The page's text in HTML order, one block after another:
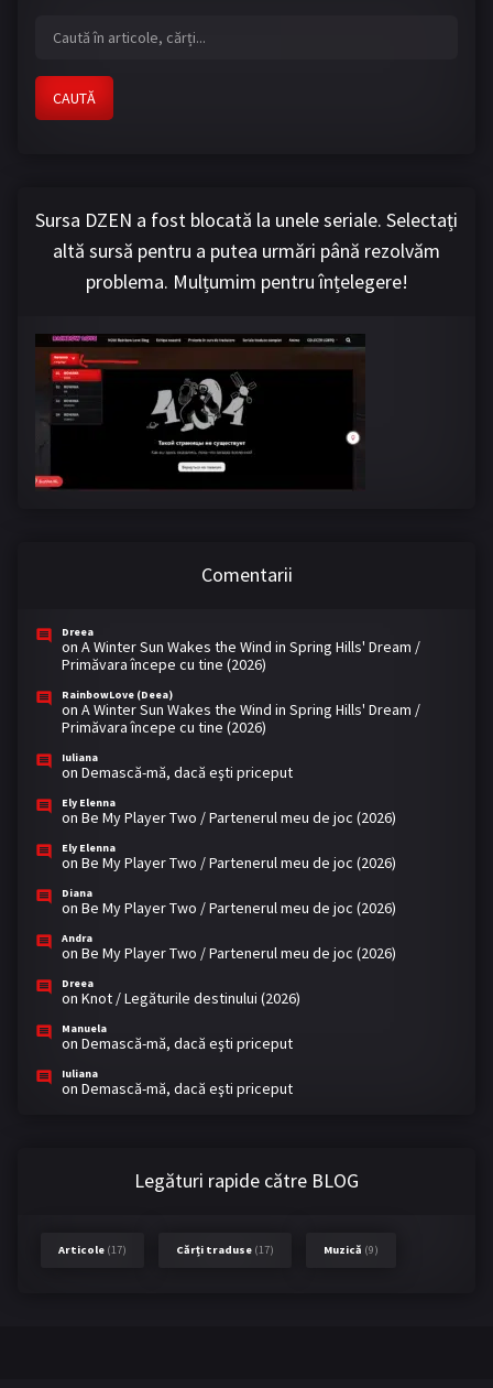
CAUTĂ
Sursa DZEN a fost blocată la unele seriale. Selectați
altă sursă pentru a putea urmări până rezolvăm
problema. Mulțumim pentru înțelegere!
Comentarii
Dreea
on A Winter Sun Wakes the Wind in Spring Hills' Dream /
Primăvara începe cu tine (2026)
RainbowLove (Deea)
on A Winter Sun Wakes the Wind in Spring Hills' Dream /
Primăvara începe cu tine (2026)
Iuliana
on Demască-mă, dacă eşti priceput
Ely Elenna
on Be My Player Two / Partenerul meu de joc (2026)
Ely Elenna
on Be My Player Two / Partenerul meu de joc (2026)
Diana
on Be My Player Two / Partenerul meu de joc (2026)
Andra
on Be My Player Two / Partenerul meu de joc (2026)
Dreea
on Knot / Legăturile destinului (2026)
Manuela
on Demască-mă, dacă eşti priceput
Iuliana
on Demască-mă, dacă eşti priceput
Legături rapide către BLOG
Articole (17) Cărți traduse (17) Muzică (9)